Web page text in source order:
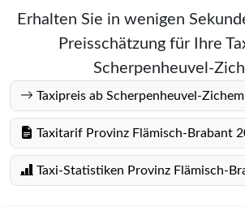
Erhalten Sie in wenigen
Preisschätzung für Ihre
Scherpenheuvel-
Taxipreis ab Scherpenheuvel-
Taxitarif Provinz Flämisch-Brabant
Taxi-Statistiken Provinz Flämisch-